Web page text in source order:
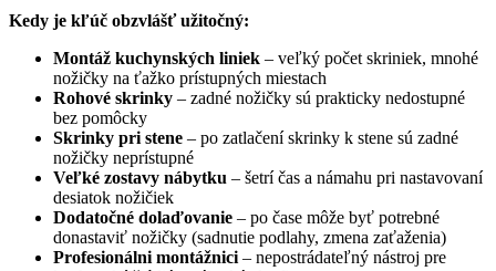
Kedy je kľúč obzvlášť užitočný:
Montáž kuchynských liniek – veľký počet skriniek, mnohé
nožičky na ťažko prístupných miestach
Rohové skrinky – zadné nožičky sú prakticky nedostupné
bez pomôcky
Skrinky pri stene – po zatlačení skrinky k stene sú zadné
nožičky neprístupné
Veľké zostavy nábytku – šetrí čas a námahu pri nastavovaní
desiatok nožičiek
Dodatočné dolaďovanie – po čase môže byť potrebné
donastaviť nožičky (sadnutie podlahy, zmena zaťaženia)
Profesionálni montážnici – nepostrádateľný nástroj pre